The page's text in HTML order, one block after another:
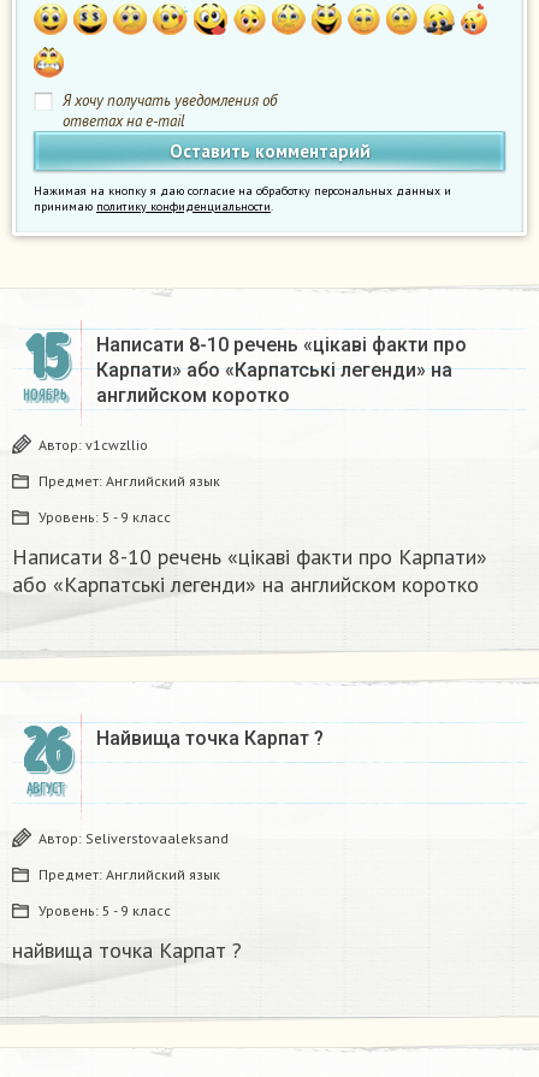
Я хочу получать уведомления об
ответах на e-mail
Нажимая на кнопку я даю согласие на обработку персональных данных и
принимаю политику конфиденциальности.
15
НОЯБРЬ
Написати 8-10 речень «цікаві факти про
Карпати» або «Карпатські легенди» на
английском коротко​
Автор: v1cwzllio
Предмет: Английский язык
Уровень: 5 - 9 класс
Написати 8-10 речень «цікаві факти про Карпати»
або «Карпатські легенди» на английском коротко​
26
АВГУСТ
Найвища точка Карпат ?​
Автор: Seliverstovaaleksand
Предмет: Английский язык
Уровень: 5 - 9 класс
найвища точка Карпат ?​